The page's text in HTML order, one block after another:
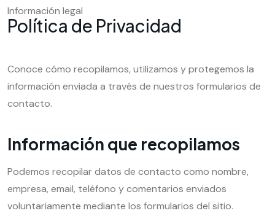
Información legal
Política de Privacidad
Conoce cómo recopilamos, utilizamos y protegemos la
información enviada a través de nuestros formularios de
contacto.
Información que recopilamos
Podemos recopilar datos de contacto como nombre,
empresa, email, teléfono y comentarios enviados
voluntariamente mediante los formularios del sitio.